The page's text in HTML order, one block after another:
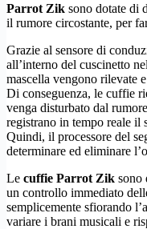
Parrot Zik sono dotate di
il rumore circostante, per
Grazie al sensore di
all’interno del cuscinetto
mascella vengono rilevate
Di conseguenza, le cuffie
venga disturbato dal
registrano in tempo reale il
Quindi, il processore del
determinare ed eliminare
Le cuffie Parrot Zik sono
un controllo immediato
semplicemente sfiorando
variare i brani musicali e